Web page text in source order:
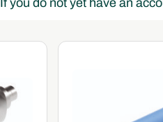
If you do not yet have an